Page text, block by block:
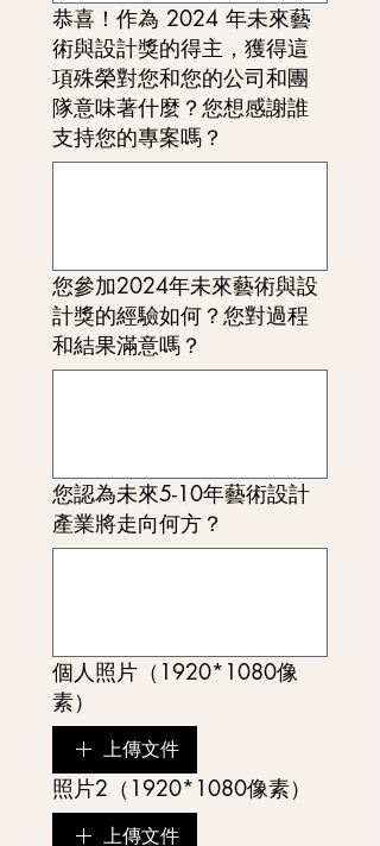
恭喜！作為 2024 年未來藝
術與設計獎的得主，獲得這
項殊榮對您和您的公司和團
隊意味著什麼？您想感謝誰
支持您的專案嗎？
您參加2024年未來藝術與設
計獎的經驗如何？您對過程
和結果滿意嗎？
您認為未來5-10年藝術設計
產業將走向何方？
個人照片（1920*1080像
素）
上傳文件
照片2（1920*1080像素）
上傳文件